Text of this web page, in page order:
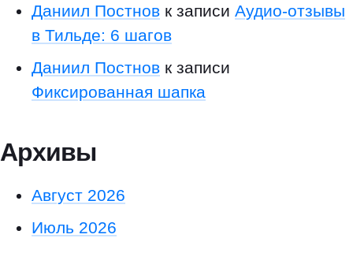
Даниил Постнов к записи Аудио-отзывы
в Тильде: 6 шагов
Даниил Постнов к записи
Фиксированная шапка
Архивы
Август 2026
Июль 2026